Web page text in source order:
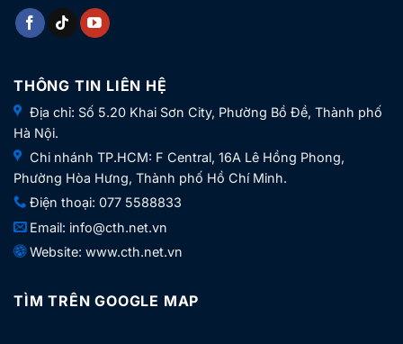
THÔNG TIN LIÊN HỆ
Địa chỉ: Số 5.20 Khai Sơn City, Phường Bồ Đề, Thành phố
Hà Nội.
Chi nhánh TP.HCM: F Central, 16A Lê Hồng Phong,
Phường Hòa Hưng, Thành phố Hồ Chí Minh.
Điện thoại: 077 5588833
Email: info@cth.net.vn
Website: www.cth.net.vn
TÌM TRÊN GOOGLE MAP